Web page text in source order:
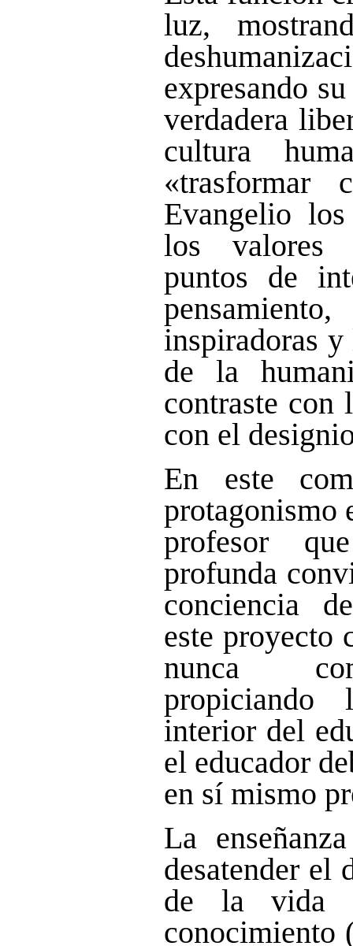
luz,
expresando
verdadera
cultura
Evangelio
los valores
puntos de
inspiradoras
de la
contraste con
con el
En este
protagonismo
profesor
profunda
conciencia
este proyecto
nunca
propiciando
interior del
el educador
en sí mismo
La
desatender el
de la vida
conocimiento